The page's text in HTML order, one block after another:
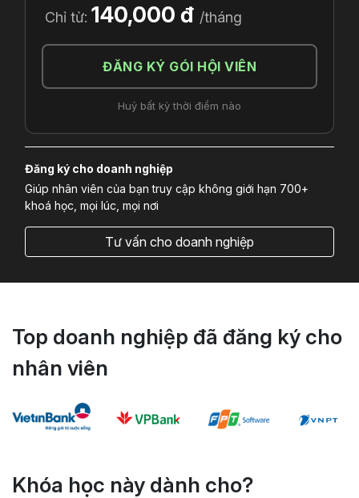
Chỉ từ: 140,000 đ /tháng
ĐĂNG KÝ GÓI HỘI VIÊN
Huỷ bất kỳ thời điểm nào
Đăng ký cho doanh nghiệp
Giúp nhân viên của bạn truy cập không giới hạn 700+
khoá học, mọi lúc, mọi nơi
Tư vấn cho doanh nghiệp
Top doanh nghiệp đã đăng ký cho
nhân viên
Khóa học này dành cho?